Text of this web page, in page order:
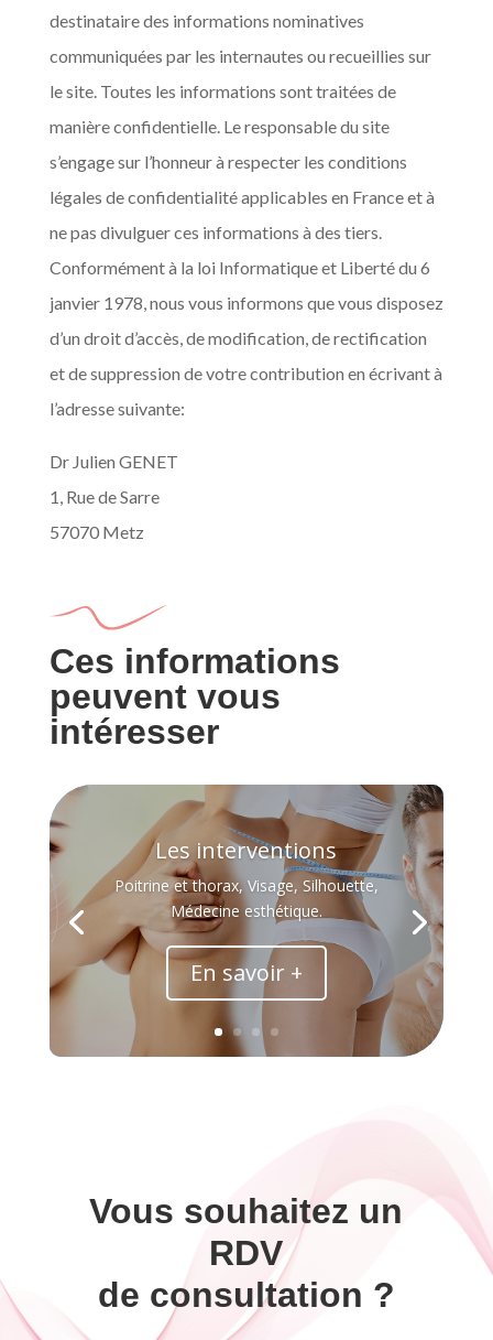
destinataire des informations nominatives
communiquées par les internautes ou recueillies sur
le site. Toutes les informations sont traitées de
manière confidentielle. Le responsable du site
s’engage sur l’honneur à respecter les conditions
légales de confidentialité applicables en France et à
ne pas divulguer ces informations à des tiers.
Conformément à la loi Informatique et Liberté du 6
janvier 1978, nous vous informons que vous disposez
d’un droit d’accès, de modification, de rectification
et de suppression de votre contribution en écrivant à
l’adresse suivante:
Dr Julien GENET
1, Rue de Sarre
57070 Metz
Ces informations
peuvent vous
intéresser
Les interventions
Poitrine et thorax, Visage, Silhouette,
Médecine esthétique.
En savoir +
Vous souhaitez un
RDV
de consultation ?